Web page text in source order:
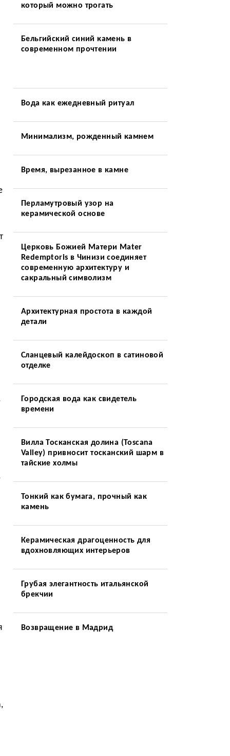
который можно трогать
Бельгийский синий камень в
современном прочтении
Вода как ежедневный ритуал
Минимализм, рожденный камнем
Время, вырезанное в камне
Перламутровый узор на
керамической основе
Церковь Божией Матери Mater
Redemptoris в Чинизи соединяет
современную архитектуру и
сакральный символизм
Архитектурная простота в каждой
детали
Сланцевый калейдоскоп в сатиновой
отделке
Городская вода как свидетель
времени
Вилла Тосканская долина (Toscana
Valley) привносит тосканский шарм в
тайские холмы
Тонкий как бумага, прочный как
камень
Керамическая драгоценность для
вдохновляющих интерьеров
Грубая элегантность итальянской
брекчии
Возвращение в Мадрид